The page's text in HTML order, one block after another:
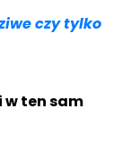
czy tylko
w ten sam